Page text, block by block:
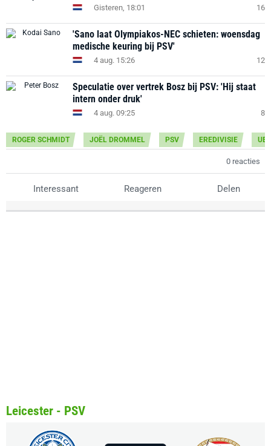
Gisteren, 18:01 16
'Sano laat Olympiakos-NEC schieten: woensdag
medische keuring bij PSV'
4 aug. 15:26 12
Speculatie over vertrek Bosz bij PSV: 'Hij staat
intern onder druk'
4 aug. 09:25 8
ROGER SCHMIDT JOËL DROMMEL PSV EREDIVISIE
0 reacties
Interessant Reageren Delen
Leicester - PSV